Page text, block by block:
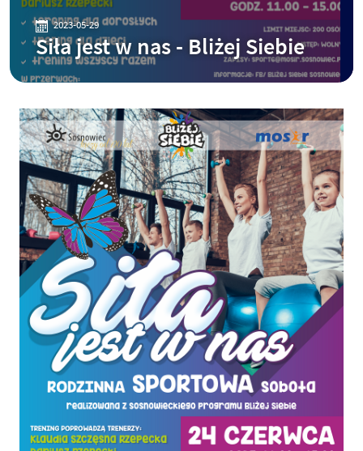
2023-05-29
Siła jest w nas - Bliżej Siebie